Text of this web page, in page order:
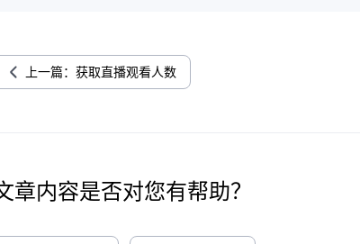
上一篇：获取直播观看人数
章内容是否对您有帮助？